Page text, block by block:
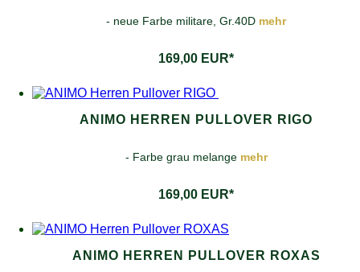
- neue Farbe militare, Gr.40D mehr
169,00 EUR*
ANIMO HERREN PULLOVER RIGO
- Farbe grau melange mehr
169,00 EUR*
ANIMO HERREN PULLOVER ROXAS